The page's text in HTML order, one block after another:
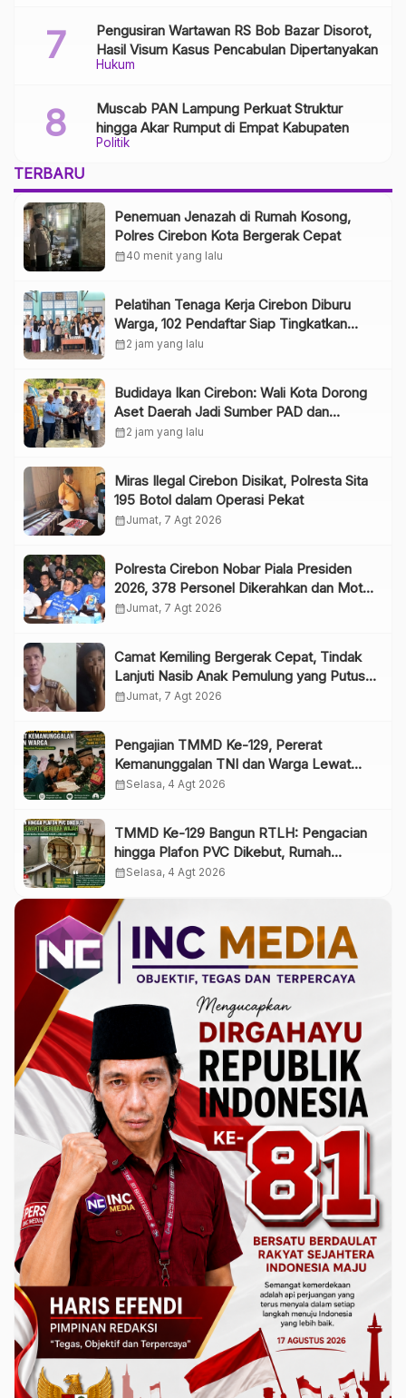
Hukum
Pengusiran Wartawan RS Bob Bazar Disorot,
Hasil Visum Kasus Pencabulan Dipertanyakan
Politik
Muscab PAN Lampung Perkuat Struktur
hingga Akar Rumput di Empat Kabupaten
TERBARU
Penemuan Jenazah di Rumah Kosong,
Polres Cirebon Kota Bergerak Cepat
calendar_month40 menit yang lalu
Pelatihan Tenaga Kerja Cirebon Diburu
Warga, 102 Pendaftar Siap Tingkatkan
Kompetensi
calendar_month2 jam yang lalu
Budidaya Ikan Cirebon: Wali Kota Dorong
Aset Daerah Jadi Sumber PAD dan
Dukung Penanganan Stunting
calendar_month2 jam yang lalu
Miras Ilegal Cirebon Disikat, Polresta Sita
195 Botol dalam Operasi Pekat
calendar_monthJumat, 7 Agt 2026
Polresta Cirebon Nobar Piala Presiden
2026, 378 Personel Dikerahkan dan Motor
Listrik Jadi Grand Prize
calendar_monthJumat, 7 Agt 2026
Camat Kemiling Bergerak Cepat, Tindak
Lanjuti Nasib Anak Pemulung yang Putus
Sekolah
calendar_monthJumat, 7 Agt 2026
Pengajian TMMD Ke-129, Pererat
Kemanunggalan TNI dan Warga Lewat
Pembinaan Spiritual
calendar_monthSelasa, 4 Agt 2026
TMMD Ke-129 Bangun RTLH: Pengacian
hingga Plafon PVC Dikebut, Rumah
Siswanto Berubah Wajah
calendar_monthSelasa, 4 Agt 2026